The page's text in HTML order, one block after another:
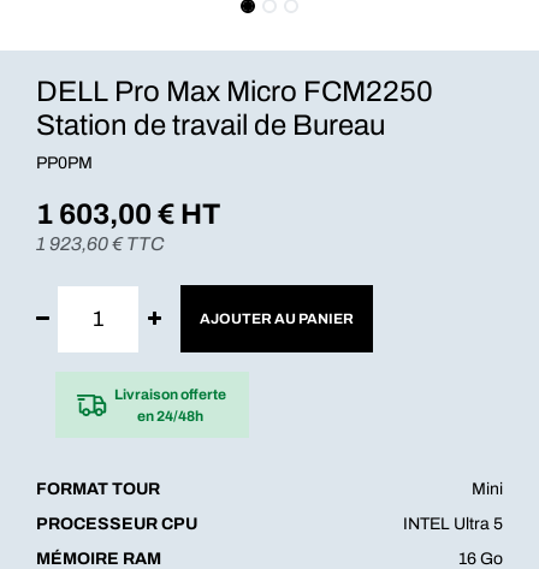
DELL Pro Max Micro FCM2250
Station de travail de Bureau
PP0PM
1 603,00€ HT
1 923,60€ TTC
AJOUTER AU PANIER
Livraison offerte
en 24/48h
FORMAT TOUR
Mini
PROCESSEUR CPU
INTEL Ultra 5
MÉMOIRE RAM
16 Go